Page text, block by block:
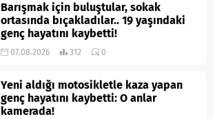
Barışmak için buluştular, sokak
ortasında bıçakladılar.. 19 yaşındaki
genç hayatını kaybetti!
07.08.2026 312 0
Yeni aldığı motosikletle kaza yapan
genç hayatını kaybetti: O anlar
kamerada!